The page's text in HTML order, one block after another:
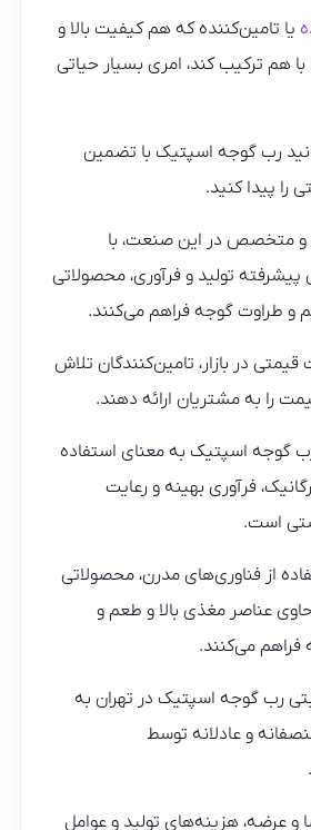
یا تامین‌کننده که هم کیفیت بالا و
هم ترکیب کند، امری بسیار حیاتی
رب گوجه اسپتیک با تضمین
را پیدا کنید.
و متخصص در این صنعت، با
تولید و فرآوری، محصولاتی
و طراوت گوجه فراهم می‌کنند.
قیمتی در بازار، تامین‌کنندگان تلاش
را به مشتریان ارائه دهند.
گوجه اسپتیک به معنای استفاده
فرآوری بهینه و رعایت
است.
از فناوری‌های مدرن، محصولاتی
عناصر مغذی بالا و طعم و
می‌کنند.
رب گوجه اسپتیک در تهران به
و عادلانه توسط
و عرضه، هزینه‌های تولید و عوامل